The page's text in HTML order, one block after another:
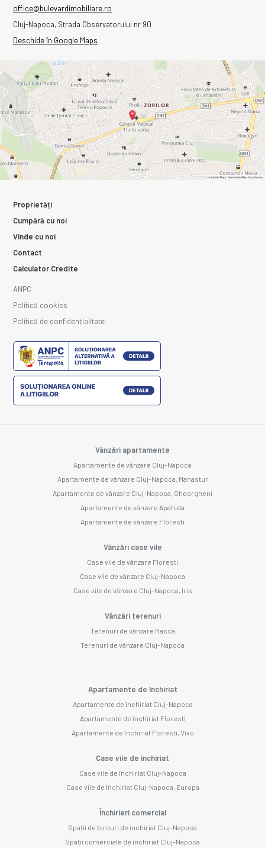
office@bulevardimobiliare.ro
Cluj-Napoca, Strada Observatorului nr 90
Deschide în Google Maps
Proprietăți
Cumpără cu noi
Vinde cu noi
Contact
Calculator Credite
ANPC
Politică cookies
Politică de confidențialitate
Vânzări apartamente
Apartamente de vânzare Cluj-Napoca
Apartamente de vânzare Cluj-Napoca, Manastur
Apartamente de vânzare Cluj-Napoca, Gheorgheni
Apartamente de vânzare Apahida
Apartamente de vânzare Floresti
Vânzări case vile
Case vile de vânzare Floresti
Case vile de vânzare Cluj-Napoca
Case vile de vânzare Cluj-Napoca, Iris
Vânzări terenuri
Terenuri de vânzare Rasca
Terenuri de vânzare Cluj-Napoca
Apartamente de închiriat
Apartamente de închiriat Cluj-Napoca
Apartamente de închiriat Floresti
Apartamente de închiriat Floresti, Vivo
Case vile de închiriat
Case vile de închiriat Cluj-Napoca
Case vile de închiriat Cluj-Napoca, Europa
Închirieri comercial
Spații de birouri de închiriat Cluj-Napoca
Spații comerciale de închiriat Cluj-Napoca